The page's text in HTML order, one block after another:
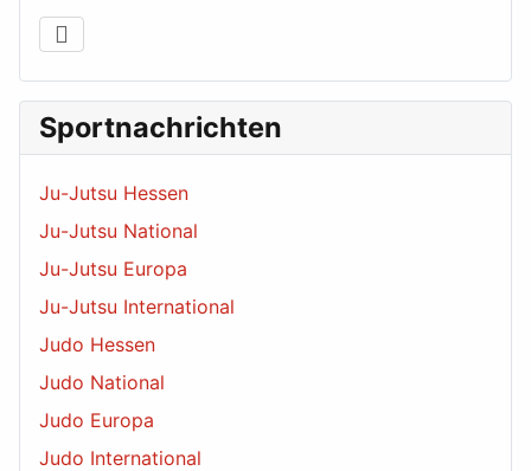
Sportnachrichten
Ju-Jutsu Hessen
Ju-Jutsu National
Ju-Jutsu Europa
Ju-Jutsu International
Judo Hessen
Judo National
Judo Europa
Judo International